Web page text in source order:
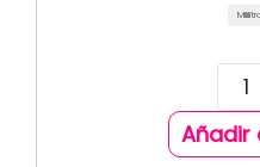
Añadir